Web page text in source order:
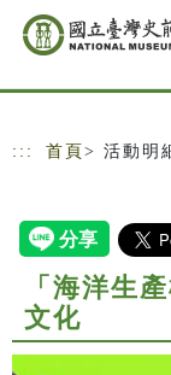
跳到主要內容
網站導覽
::: 首頁 > 活動明
「海洋生
文化